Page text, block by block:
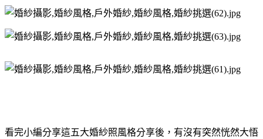
看完小編分享這五大婚紗照風格分享後，有沒有突然恍然大悟